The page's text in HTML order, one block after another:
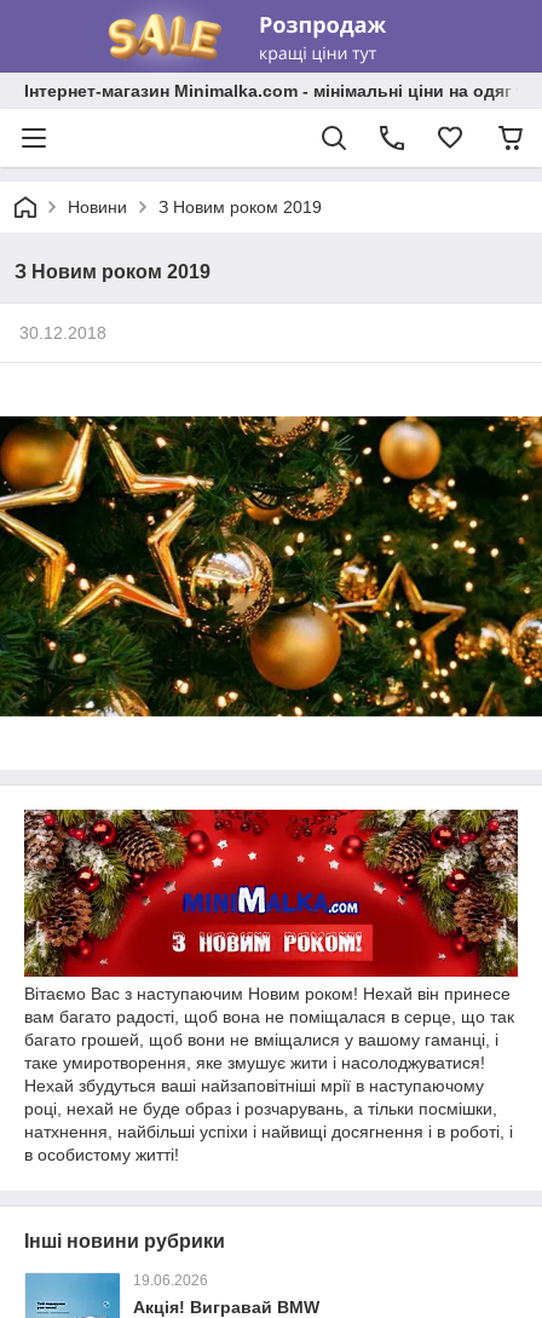
Інтернет-магазин Minimalka.com - мінімальні ціни на одяг
Новини З Новим роком 2019
З Новим роком 2019
30.12.2018
Вітаємо Вас з наступаючим Новим роком! Нехай він принесе
вам багато радості, щоб вона не поміщалася в серце, що так
багато грошей, щоб вони не вміщалися у вашому гаманці, і
таке умиротворення, яке змушує жити і насолоджуватися!
Нехай збудуться ваші найзаповітніші мрії в наступаючому
році, нехай не буде образ і розчарувань, а тільки посмішки,
натхнення, найбільші успіхи і найвищі досягнення і в роботі, і
в особистому житті!
Інші новини рубрики
19.06.2026
Акція! Вигравай BMW